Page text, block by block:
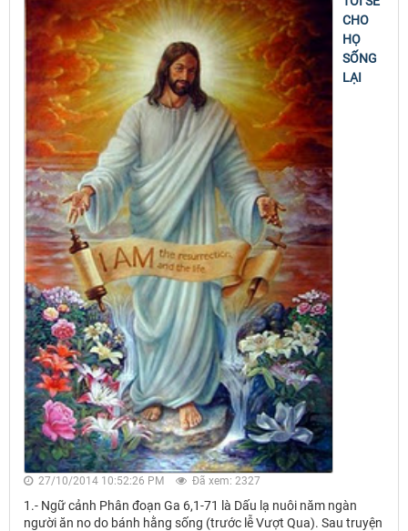
CHO
HỌ
SỐNG
LẠI
27/10/2014 10:52:26 PM Đã xem: 2327
1.- Ngữ cảnh Phân đoạn Ga 6,1-71 là Dấu lạ nuôi năm ngàn
người ăn no do bánh hằng sống (trước lễ Vượt Qua). Sau truyện